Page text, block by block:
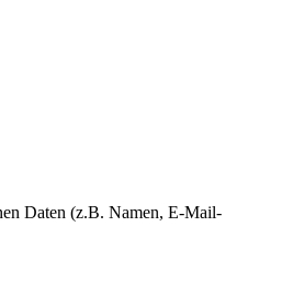
Daten (z.B. Namen, E-Mail-